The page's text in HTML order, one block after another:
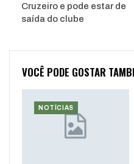
Cruzeiro e pode estar de
saída do clube
VOCÊ PODE GOSTAR
NOTÍCIAS